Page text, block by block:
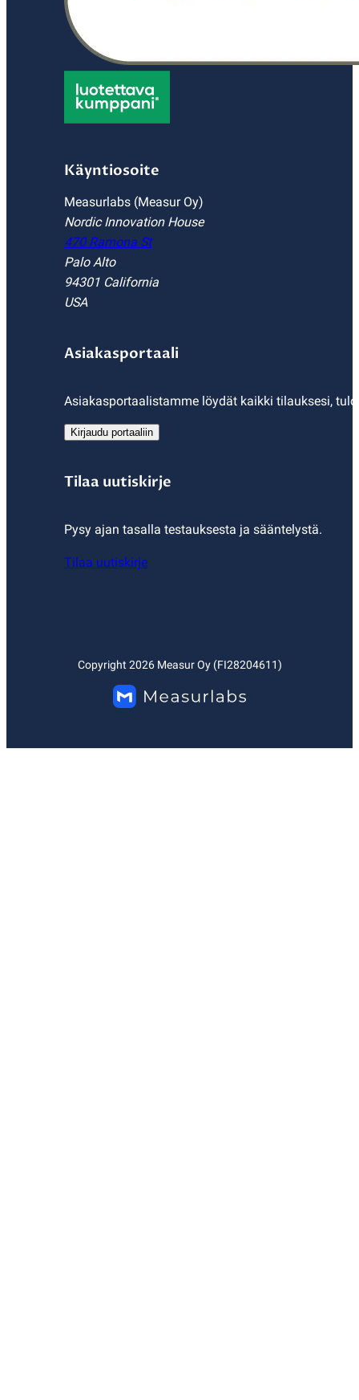
Käyntiosoite
Measurlabs (Measur Oy)
Nordic Innovation House
470 Ramona St
Palo Alto
94301 California
USA
Asiakasportaali
Asiakasportaalistamme löydät kaikki tilauksesi,
Kirjaudu portaaliin
Tilaa uutiskirje
Pysy ajan tasalla testauksesta ja sääntelystä.
Tilaa uutiskirje
Copyright 2026Measur Oy (FI28204611)